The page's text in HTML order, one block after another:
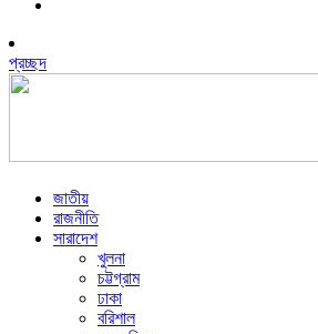
প্রচ্ছদ
জাতীয়
রাজনীতি
সারাদেশ
খুলনা
চট্টগ্রাম
ঢাকা
বরিশাল